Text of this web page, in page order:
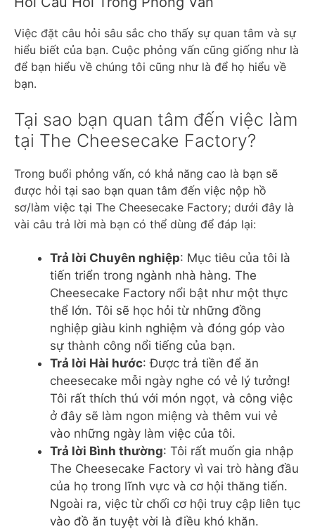
Việc đặt câu hỏi sâu sắc cho thấy sự quan tâm và sự
hiểu biết của bạn. Cuộc phỏng vấn cũng giống như là
để bạn hiểu về chúng tôi cũng như là để họ hiểu về
bạn.
Tại sao bạn quan tâm đến việc làm
tại The Cheesecake Factory?
Trong buổi phỏng vấn, có khả năng cao là bạn sẽ
được hỏi tại sao bạn quan tâm đến việc nộp hồ
sơ/làm việc tại The Cheesecake Factory; dưới đây là
vài câu trả lời mà bạn có thể dùng để đáp lại:
Trả lời Chuyên nghiệp: Mục tiêu của tôi là
tiến triển trong ngành nhà hàng. The
Cheesecake Factory nổi bật như một thực
thể lớn. Tôi sẽ học hỏi từ những đồng
nghiệp giàu kinh nghiệm và đóng góp vào
sự thành công nổi tiếng của bạn.
Trả lời Hài hước: Được trả tiền để ăn
cheesecake mỗi ngày nghe có vẻ lý tưởng!
Tôi rất thích thú với món ngọt, và công việc
ở đây sẽ làm ngon miệng và thêm vui vẻ
vào những ngày làm việc của tôi.
Trả lời Bình thường: Tôi rất muốn gia nhập
The Cheesecake Factory vì vai trò hàng đầu
của họ trong lĩnh vực và cơ hội thăng tiến.
Ngoài ra, việc từ chối cơ hội truy cập liên tục
vào đồ ăn tuyệt vời là điều khó khăn.